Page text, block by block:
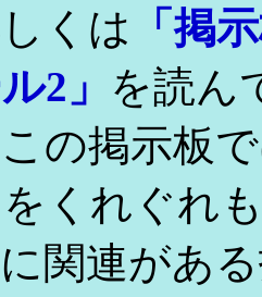
くは
「掲
2」 を読ん
の掲示板で
くれぐれ
関連があ